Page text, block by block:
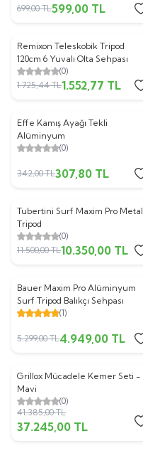
699,00TL599,00 TL
%10
Remixon Teleskobik Tripod
120cm 6 Yuvalı Olta Sehpası
(0)
1.725,44TL1.552,77 TL
%10
Effe Kamış Ayağı Tekli
Alüminyum
(0)
342,00TL307,80 TL
%10
Tubertini Surf Maxim Pro Metal
Tripod
(0)
11.500,00TL10.350,00 TL
%7
Bauer Maxim Pro Alüminyum
Surf Tripod Balıkçı Sehpası
(1)
5.299,00TL4.949,00 TL
%10
Grillox Mücadele Kemer Seti -
Mavi
(0)
41.385,00TL
37.245,00 TL